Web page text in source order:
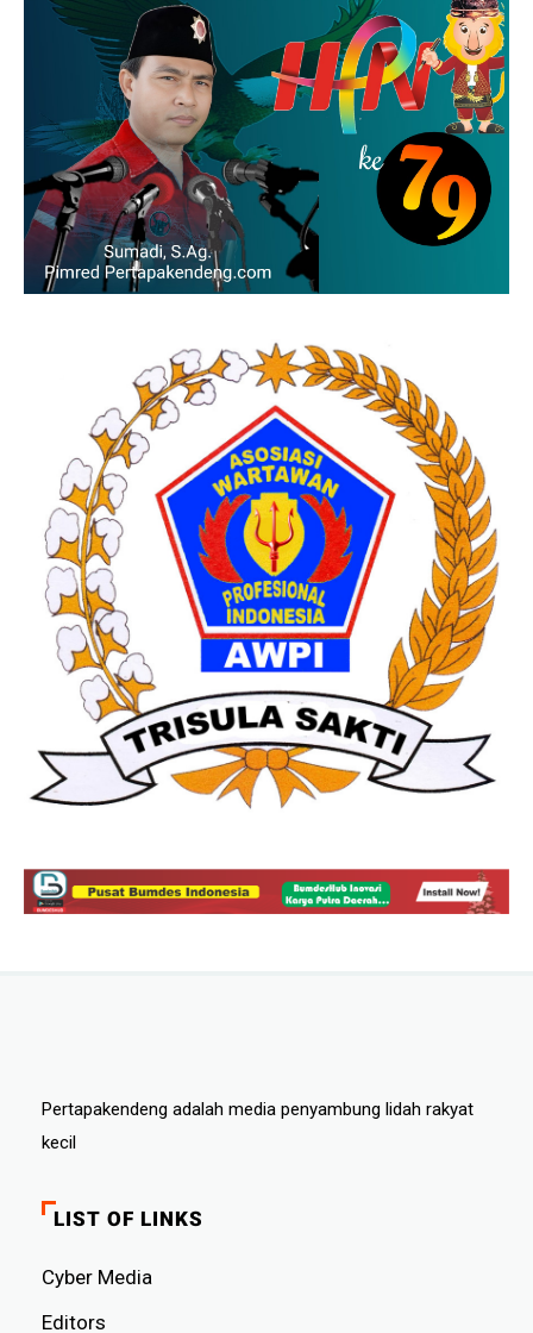
Pertapakendeng adalah media penyambung lidah rakyat
kecil
LIST OF LINKS
Cyber ​​Media
Editors